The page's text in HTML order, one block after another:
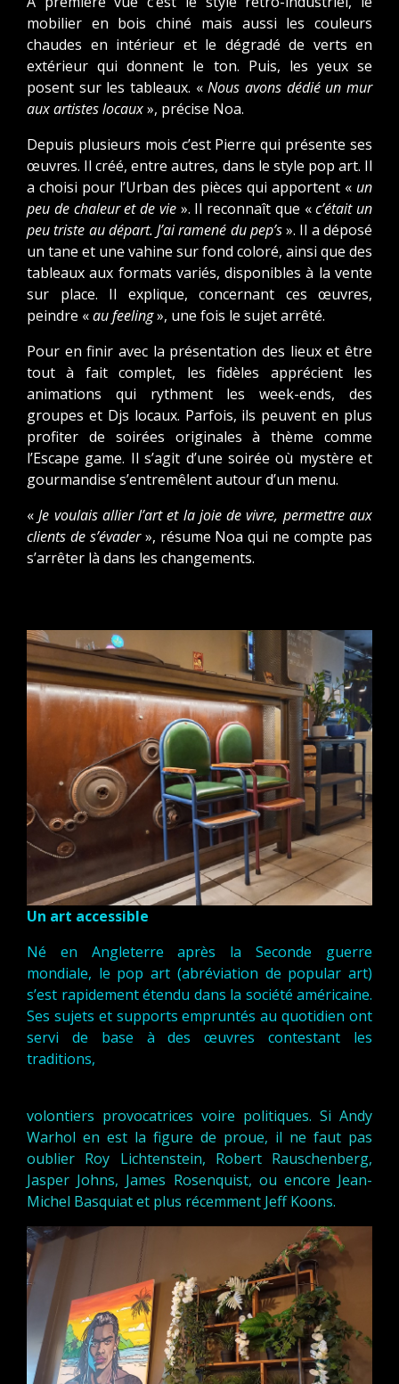
mobilier en bois chiné mais aussi les couleurs
chaudes en intérieur et le dégradé de verts en
extérieur qui donnent le ton. Puis, les yeux se
posent sur les tableaux. «Nous avons dédié un mur
aux artistes locaux», précise Noa.
Depuis plusieurs mois c’est Pierre qui présente ses
œuvres. Il créé, entre autres, dans le style pop art. Il
a choisi pour l’Urban des pièces qui apportent « un
peu de chaleur et de vie ». Il reconnaît que «c’était un
peu triste au départ. J’ai ramené du pep’s». Il a déposé
un tane et une vahine sur fond coloré, ainsi que des
tableaux aux formats variés, disponibles à la vente
sur place. Il explique, concernant ces œuvres,
peindre «au feeling», une fois le sujet arrêté.
Pour en finir avec la présentation des lieux et être
tout à fait complet, les fidèles apprécient les
animations qui rythment les week-ends, des
groupes et Djs locaux. Parfois, ils peuvent en plus
profiter de soirées originales à thème comme
l’Escape game. Il s’agit d’une soirée où mystère et
gourmandise s’entremêlent autour d’un menu.
«Je voulais allier l’art et la joie de vivre, permettre aux
clients de s’évader», résume Noa qui ne compte pas
s’arrêter là dans les changements.
Un art accessible
Né en Angleterre après la Seconde guerre
mondiale, le pop art (abréviation de popular art)
s’est rapidement étendu dans la société américaine.
Ses sujets et supports empruntés au quotidien ont
servi de base à des œuvres contestant les
traditions,
volontiers provocatrices voire politiques. Si Andy
Warhol en est la figure de proue, il ne faut pas
oublier Roy Lichtenstein, Robert Rauschenberg,
Jasper Johns, James Rosenquist, ou encore Jean-
Michel Basquiat et plus récemment Jeff Koons.